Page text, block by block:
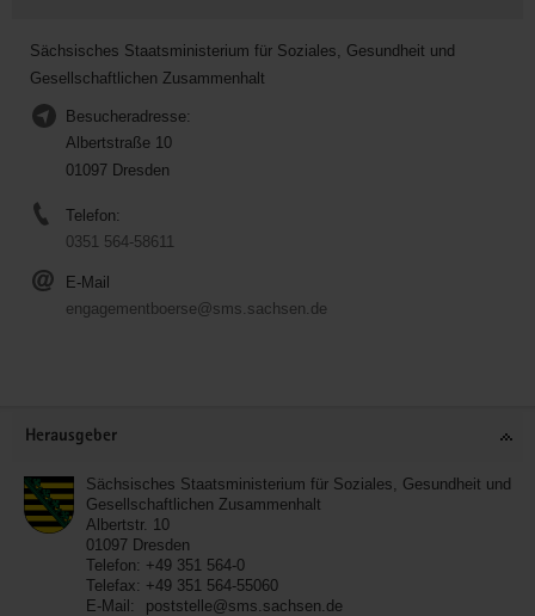
Sächsisches Staatsministerium für Soziales, Gesundheit und
Gesellschaftlichen Zusammenhalt
Besucheradresse:
Albertstraße 10
01097 Dresden
Telefon:
0351 564-58611
E-Mail
engagementboerse@sms.sachsen.de
Herausgeber
Sächsisches Staatsministerium für Soziales, Gesundheit und
Gesellschaftlichen Zusammenhalt
Albertstr. 10
01097 Dresden
Telefon: +49 351 564-0
Telefax: +49 351 564-55060
E-Mail:
poststelle@sms.sachsen.de